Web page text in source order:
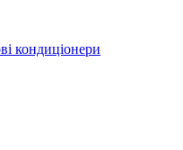
кондиціонери